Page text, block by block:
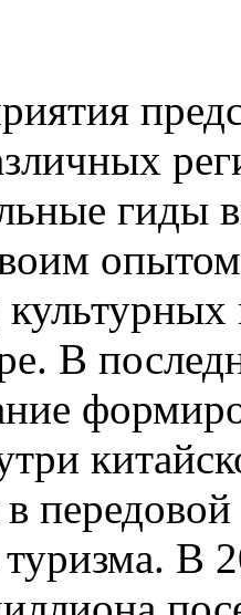
гиды
В
в
туризма. В